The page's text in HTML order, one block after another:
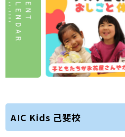
AIC Kids 己斐校